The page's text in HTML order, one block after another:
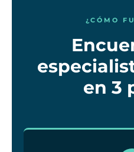
¿CÓMO
en 3